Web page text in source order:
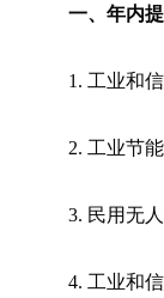
一、年内
1. 工业和
2. 工业节
3. 民用无
4. 工业和